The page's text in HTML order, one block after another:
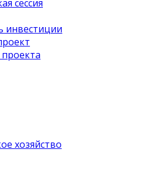
сессия
инвестиции
хозяйство